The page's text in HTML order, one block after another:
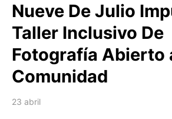
Nueve De Julio
Taller Inclusivo De
Fotografía Abierto
Comunidad
23 abril